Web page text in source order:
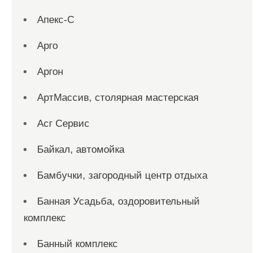
Апекс-С
Арго
Аргон
АртМассив, столярная мастерская
Асг Сервис
Байкал, автомойка
Бамбучки, загородный центр отдыха
Банная Усадьба, оздоровительный
комплекс
Банный комплекс